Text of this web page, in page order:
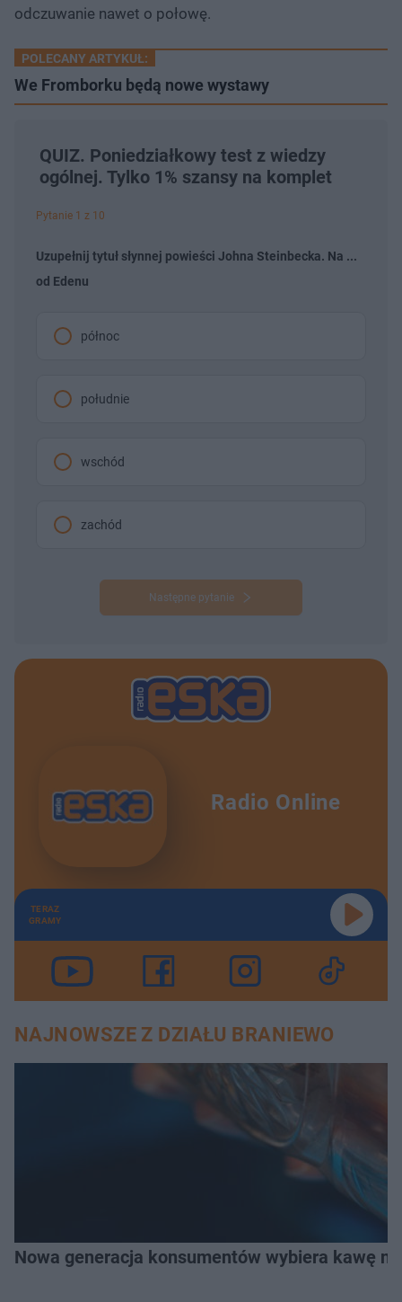
odczuwanie nawet o połowę.
POLECANY ARTYKUŁ:
We Fromborku będą nowe wystawy
QUIZ. Poniedziałkowy test z wiedzy
ogólnej. Tylko 1% szansy na komplet
Pytanie 1 z 10
Uzupełnij tytuł słynnej powieści Johna Steinbecka. Na ...
od Edenu
północ
południe
wschód
zachód
Następne pytanie
Radio Online
TERAZ
GRAMY
NAJNOWSZE Z DZIAŁU BRANIEWO
Nowa generacja konsumentów wybiera kawę